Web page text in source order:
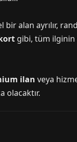
alan ayrılır,
gibi, tüm ilginin
ilan veya
olacaktır.